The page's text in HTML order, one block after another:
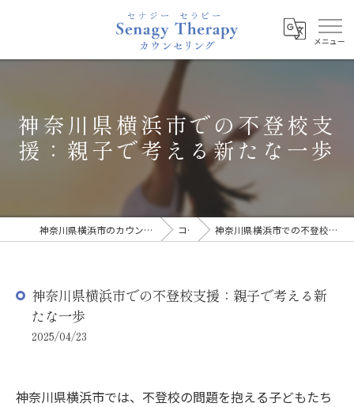
神奈川県横浜市での不登校支
援：親子で考える新たな一歩
神奈川県横浜市のカウンセリングならSenagy Therapy コラム 神奈川県横浜市での不登校支援：親子で考える新たな一歩
神奈川県横浜市での不登校支援：親子で考える新
たな一歩
2025/04/23
神奈川県横浜市では、不登校の問題を抱える子どもたち